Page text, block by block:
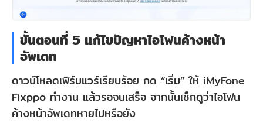
ขั้นตอนที่ 5 แก้ไขปัญหาไอโฟนค้างหน้า
อัพเดท
ดาวน์โหลดเฟิร์มแวร์เรียบร้อย กด “เริ่ม” ให้ iMyFone
Fixppo ทำงาน แล้วรอจนเสร็จ จากนั้นเช็กดูว่าไอโฟน
ค้างหน้าอัพเดทหายไปหรือยัง